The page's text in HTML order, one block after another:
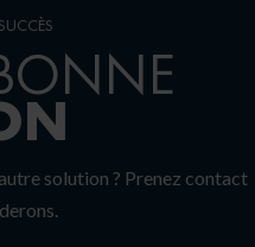
solution ? Prenez contact